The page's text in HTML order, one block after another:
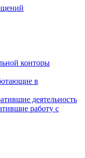
конторы
в
деятельность
работу с